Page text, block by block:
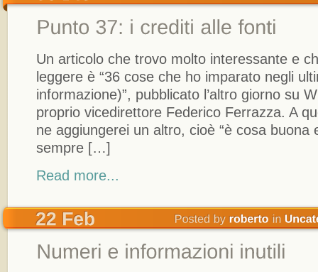
Un articolo che trovo molto interessante e
leggere è “36 cose che ho imparato negli
informazione)”, pubblicato l’altro giorno su
proprio vicedirettore Federico Ferrazza. A
ne aggiungerei un altro, cioè “è cosa buona
sempre […]
Read more...